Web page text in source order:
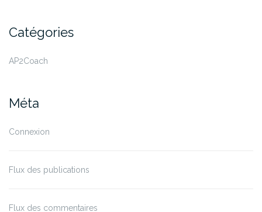
Catégories
AP2Coach
Méta
Connexion
Flux des publications
Flux des commentaires